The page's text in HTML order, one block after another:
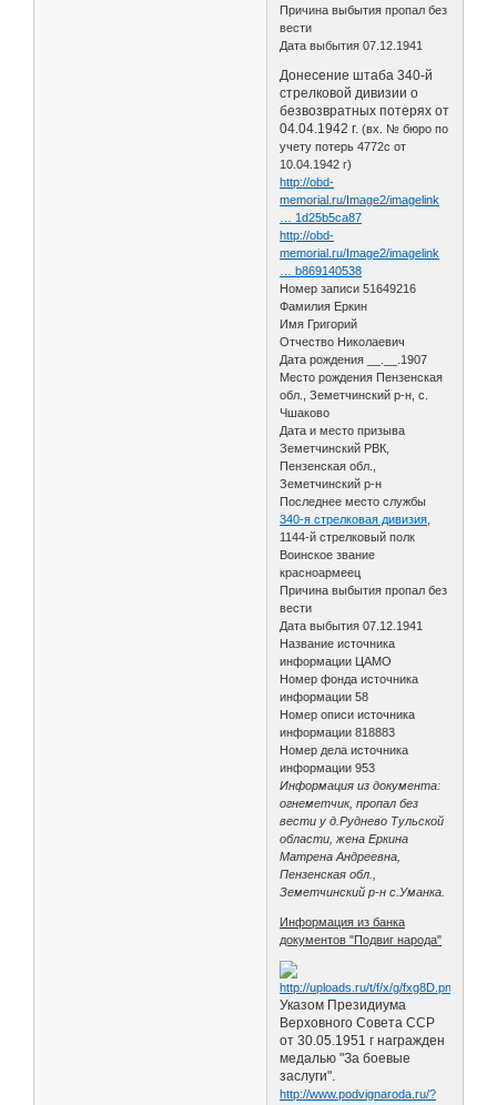
Причина выбытия пропал без
вести
Дата выбытия 07.12.1941
Донесение штаба 340-й
стрелковой дивизии о
безвозвратных потерях от
04.04.1942 г. (вх. № бюро по
учету потерь 4772с от
10.04.1942 г)
http://obd-
memorial.ru/Image2/imagelink
… 1d25b5ca87
http://obd-
memorial.ru/Image2/imagelink
… b869140538
Номер записи 51649216
Фамилия Еркин
Имя Григорий
Отчество Николаевич
Дата рождения __.__.1907
Место рождения Пензенская
обл., Земетчинский р-н, с.
Чшаково
Дата и место призыва
Земетчинский РВК,
Пензенская обл.,
Земетчинский р-н
Последнее место службы
340-я стрелковая дивизия
1144-й стрелковый полк
Воинское звание
красноармеец
Причина выбытия пропал без
вести
Дата выбытия 07.12.1941
Название источника
информации ЦАМО
Номер фонда источника
информации 58
Номер описи источника
информации 818883
Номер дела источника
информации 953
Информация из документа:
огнеметчик, пропал без
вести у д.Руднево Тульской
области, жена Еркина
Матрена Андреевна,
Пензенская обл.,
Земетчинский р-н с.Уманка.
Информация из банка
документов "Подвиг народа"
Указом Президиума
Верховного Совета ССР
от 30.05.1951 г награжден
медалью "За боевые
заслуги".
http://www.podvignaroda.ru/?